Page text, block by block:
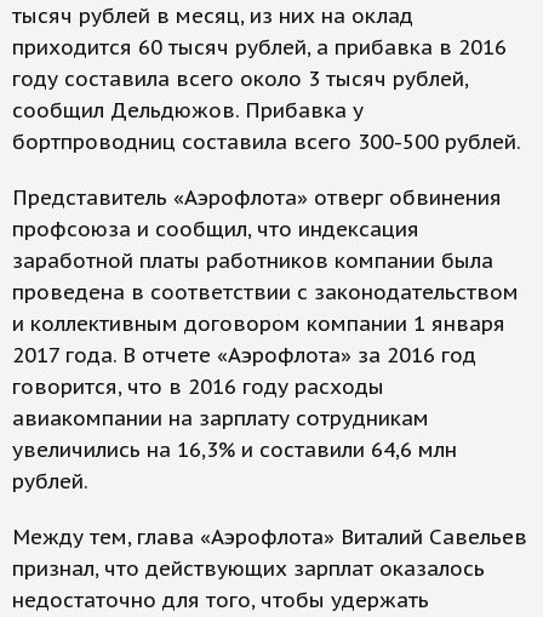
тысяч рублей в месяц, из них на оклад
приходится 60 тысяч рублей, а прибавка в 2016
году составила всего около 3 тысяч рублей,
сообщил Дельдюжов. Прибавка у
бортпроводниц составила всего 300-500 рублей.
Представитель «Аэрофлота» отверг обвинения
профсоюза и сообщил, что индексация
заработной платы работников компании была
проведена в соответствии с законодательством
и коллективным договором компании 1 января
2017 года. В отчете «Аэрофлота» за 2016 год
говорится, что в 2016 году расходы
авиакомпании на зарплату сотрудникам
увеличились на 16,3% и составили 64,6 млн
рублей.
Между тем, глава «Аэрофлота» Виталий Савельев
признал, что действующих зарплат оказалось
недостаточно для того, чтобы удержать